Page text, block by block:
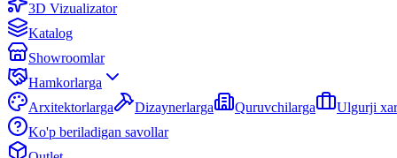
3D Vizualizator
Katalog
Showroomlar
Hamkorlarga
Arxitektorlarga
Dizaynerlarga Quruvchilarga
Ulgurji
Ko'p beriladigan savollar